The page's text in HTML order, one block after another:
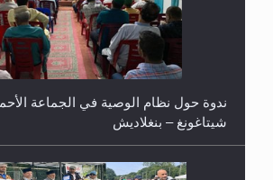
ندوة حول نظام الوصية في الجماعة
شيتاغونغ – بنغلاديش